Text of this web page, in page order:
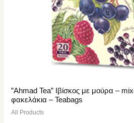
”Ahmad Tea” Ιβίσκος με μούρα –
φακελάκια – Teabags
All Products